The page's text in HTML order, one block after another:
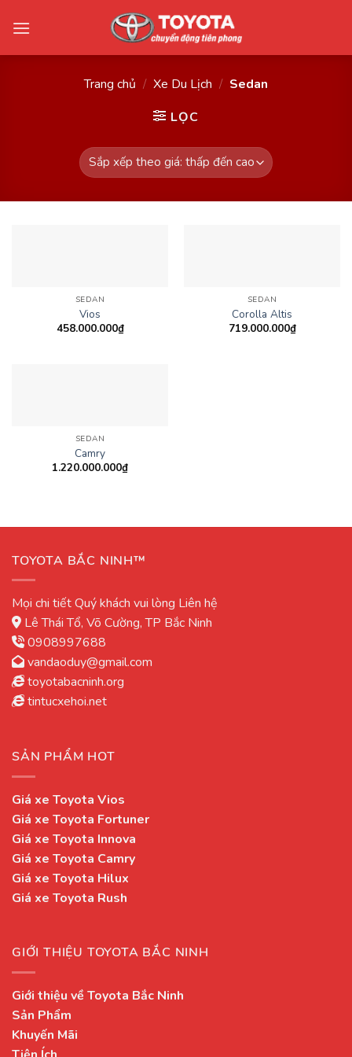
Trang chủ / Xe Du Lịch / Sedan
LỌC
SEDAN
Vios
458.000.000₫
SEDAN
Corolla Altis
719.000.000₫
SEDAN
Camry
1.220.000.000₫
TOYOTA BẮC NINH™
Mọi chi tiết Quý khách vui lòng Liên hệ
Lê Thái Tổ, Võ Cường, TP Bắc Ninh
0908997688
vandaoduy@gmail.com
toyotabacninh.org
tintucxehoi.net
SẢN PHẨM HOT
Giá xe Toyota Vios
Giá xe Toyota Fortuner
Giá xe Toyota Innova
Giá xe Toyota Camry
Giá xe Toyota Hilux
Giá xe Toyota Rush
GIỚI THIỆU TOYOTA BẮC NINH
Giới thiệu về Toyota Bắc Ninh
Sản Phẩm
Khuyến Mãi